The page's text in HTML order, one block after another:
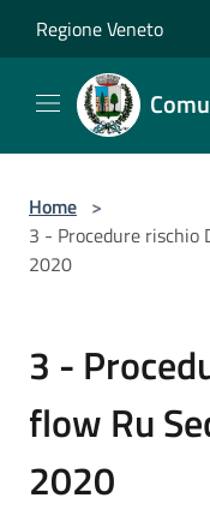
Regione Veneto
Home >
3 - Procedure rischio
2020
3 -
flow Ru
2020